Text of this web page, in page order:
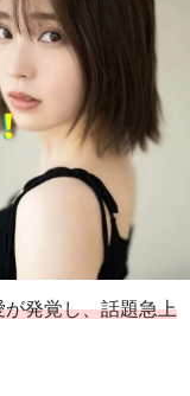
発覚し、話題急上